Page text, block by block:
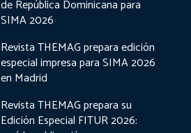
de República Dominicana para
SIMA 2026
Revista THEMAG prepara edición
especial impresa para SIMA 2026
en Madrid
Revista THEMAG prepara su
Edición Especial FITUR 2026: